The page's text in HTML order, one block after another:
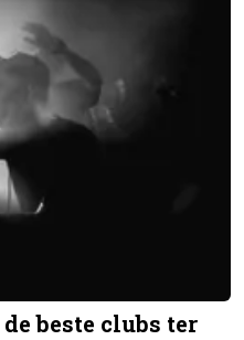
beste clubs ter